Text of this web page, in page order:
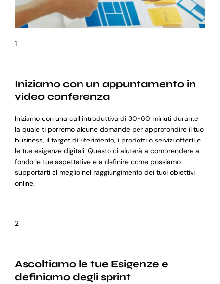
1
Iniziamo con un appuntamento in
video conferenza
Iniziamo con una call introduttiva di 30-60 minuti durante
la quale ti porremo alcune domande per approfondire il tuo
business, il target di riferimento, i prodotti o servizi offerti e
le tue esigenze digitali. Questo ci aiuterà a comprendere a
fondo le tue aspettative e a definire come possiamo
supportarti al meglio nel raggiungimento dei tuoi obiettivi
online.
2
Ascoltiamo le tue Esigenze e
definiamo degli sprint